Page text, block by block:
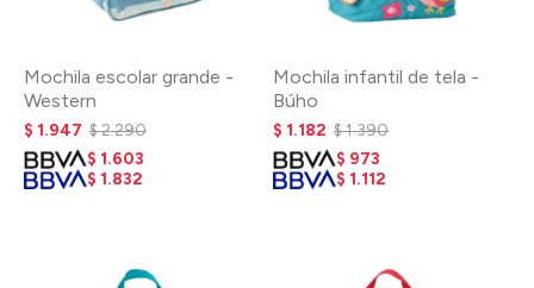
Mochila escolar grande -
Western
$ 1.947 $2.290
$ 1.603
$ 1.832
Mochila infantil de tela -
Búho
$ 1.182 $1.390
$ 973
$ 1.112